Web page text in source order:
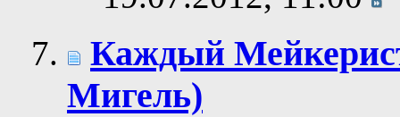
Каждый
Мигель)